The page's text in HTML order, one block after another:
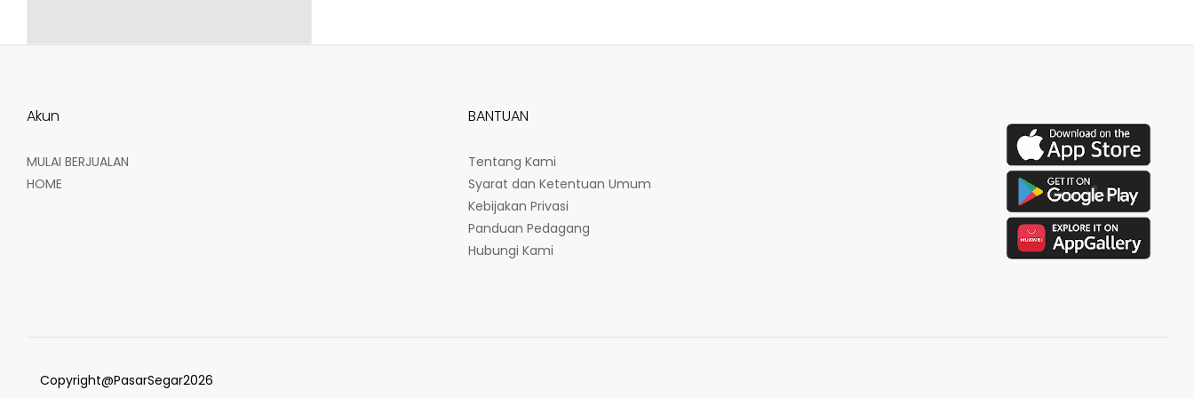
Akun
MULAI BERJUALAN
HOME
BANTUAN
Tentang Kami
Syarat dan Ketentuan Umum
Kebijakan Privasi
Panduan Pedagang
Hubungi Kami
Copyright@PasarSegar2026